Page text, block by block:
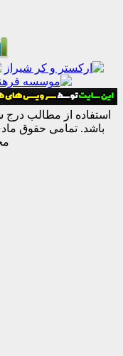
از مطالب درج شده در
تمامی حقوق مادی و
محفوظ است.